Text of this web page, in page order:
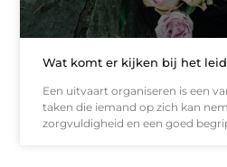
Wat komt er kijken bij het
Een uitvaart organiseren is een
taken die iemand op zich kan
zorgvuldigheid en een goed